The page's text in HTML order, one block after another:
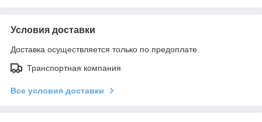
Условия доставки
Доставка осуществляется только по предоплате.
Транспортная компания
Все условия доставки